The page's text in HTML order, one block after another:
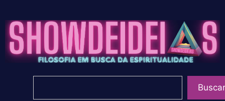
para
conteúdo
Buscar